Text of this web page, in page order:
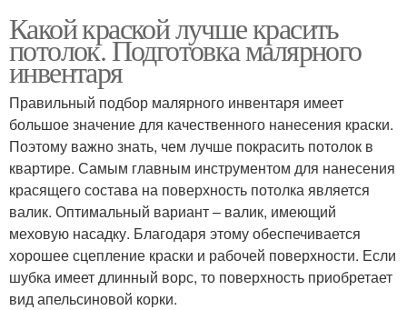
Какой краской лучше красить
потолок. Подготовка малярного
инвентаря
Правильный подбор малярного инвентаря имеет
большое значение для качественного нанесения краски.
Поэтому важно знать, чем лучше покрасить потолок в
квартире. Самым главным инструментом для нанесения
красящего состава на поверхность потолка является
валик. Оптимальный вариант – валик, имеющий
меховую насадку. Благодаря этому обеспечивается
хорошее сцепление краски и рабочей поверхности. Если
шубка имеет длинный ворс, то поверхность приобретает
вид апельсиновой корки.